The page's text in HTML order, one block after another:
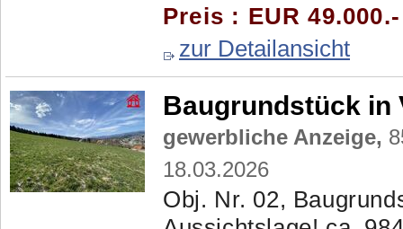
Preis : EUR
zur Detailansicht
Baugrundstück in
gewerbliche Anzeige,
18.03.2026
Obj. Nr. 02,